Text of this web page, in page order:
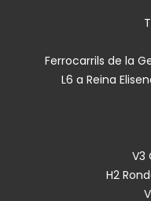
Ferrocarrils de la
L6 a Reina
V3
H2